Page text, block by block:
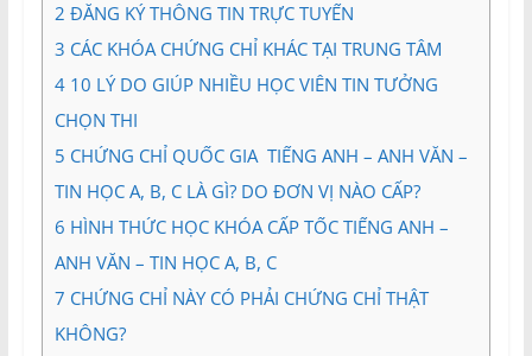
2 ĐĂNG KÝ THÔNG TIN TRỰC TUYẾN
3 CÁC KHÓA CHỨNG CHỈ KHÁC TẠI TRUNG TÂM
410 LÝ DO GIÚP NHIỀU HỌC VIÊN TIN TƯỞNG
CHỌN THI
5 CHỨNG CHỈ QUỐC GIA TIẾNG ANH – ANH VĂN –
TIN HỌC A, B, C LÀ GÌ? DO ĐƠN VỊ NÀO CẤP?
6 HÌNH THỨC HỌC KHÓA CẤP TỐC TIẾNG ANH –
ANH VĂN – TIN HỌC A, B, C
7 CHỨNG CHỈ NÀY CÓ PHẢI CHỨNG CHỈ THẬT
KHÔNG?